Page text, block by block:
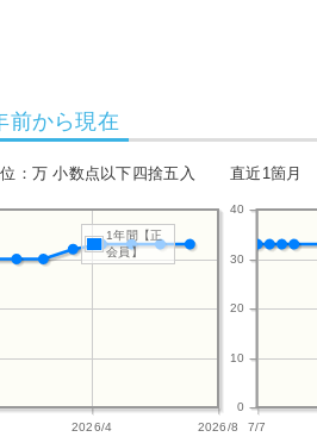
前から現在
：万 小数点以下四捨五入 直近1箇月
2026/4 2026/8
1年間【正
会員】
7/7
0
10
20
30
40